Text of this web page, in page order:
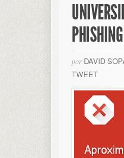
PHISHING
por DAVID
TWEET